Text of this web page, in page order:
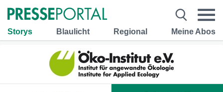
Storys Blaulicht Regional Meine Abos